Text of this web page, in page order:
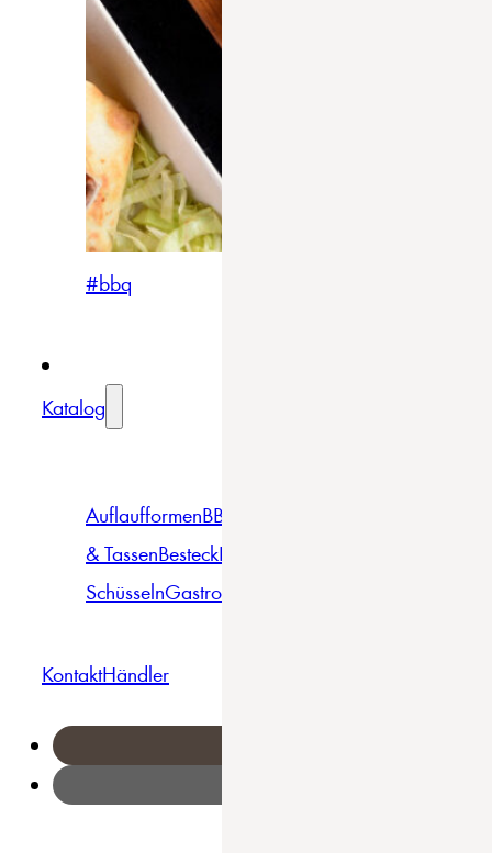
#bbq
Katalog
AuflaufformenBBQ
& TassenBesteckBowls &
SchüsselnGastro
KontaktHändler